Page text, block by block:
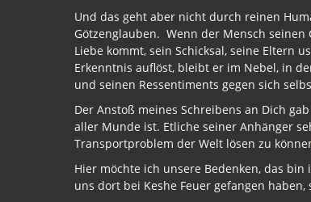
Und das geht aber nicht durch reinen
Götzenglauben. Wenn der Mensch
Liebe kommt, sein Schicksal, seine Eltern
Erkenntnis auflöst, bleibt er im Nebel, in
und seinen Ressentiments gegen sich
Der Anstoß meines Schreibens an Dich
aller Munde ist. Etliche seiner Anhänger
Transportproblem der Welt lösen zu
Hier möchte ich unsere Bedenken, das
uns dort bei Keshe Feuer gefangen